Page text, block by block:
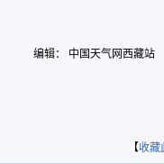
编辑： 中国天气网西藏站
【收藏